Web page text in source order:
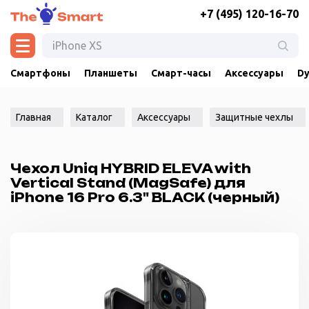
+7 (495) 120-16-70
Смартфоны Планшеты Смарт-часы Аксессуары
Главная Каталог Аксессуары Защитные чехлы
Чехол Uniq HYBRID ELEVA with
Vertical Stand (MagSafe) для
iPhone 16 Pro 6.3" BLACK (черный)